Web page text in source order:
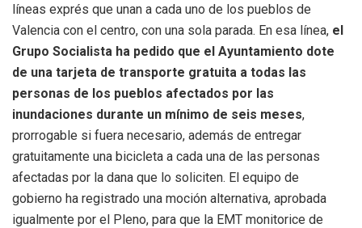
líneas exprés que unan a cada uno de los pueblos de
Valencia con el centro, con una sola parada. En esa línea, el
Grupo Socialista ha pedido que el Ayuntamiento dote
de una tarjeta de transporte gratuita a todas las
personas de los pueblos afectados por las
inundaciones durante un mínimo de seis meses,
prorrogable si fuera necesario, además de entregar
gratuitamente una bicicleta a cada una de las personas
afectadas por la dana que lo soliciten. El equipo de
gobierno ha registrado una moción alternativa, aprobada
igualmente por el Pleno, para que la EMT monitorice de